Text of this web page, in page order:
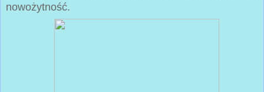
nowożytność.